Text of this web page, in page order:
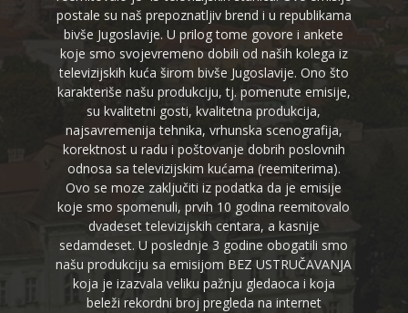
postale su naš prepoznatljiv brend i u republikama
bivše Jugoslavije. U prilog tome govore i ankete
koje smo svojevremeno dobili od naših kolega iz
televizijskih kuća širom bivše Jugoslavije. Ono što
karakteriše našu produkciju, tj. pomenute emisije,
su kvalitetni gosti, kvalitetna produkcija,
najsavremenija tehnika, vrhunska scenografija,
korektnost u radu i poštovanje dobrih poslovnih
odnosa sa televizijskim kućama (reemiterima).
Ovo se moze zaključiti iz podatka da je emisije
koje smo spomenuli, prvih 10 godina reemitovalo
dvadeset televizijskih centara, a kasnije
sedamdeset. U poslednje 3 godine obogatili smo
našu produkciju sa emisijom BEZ USTRUČAVANJA
koja je izazvala veliku pažnju gledaoca i koja
beleži rekordni broj pregleda na internet